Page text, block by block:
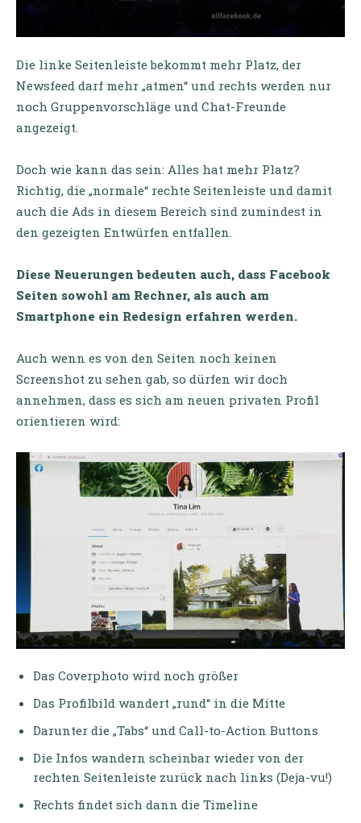
Die linke Seitenleiste bekommt mehr Platz, der
Newsfeed darf mehr „atmen“ und rechts werden nur
noch Gruppenvorschläge und Chat-Freunde
angezeigt.
Doch wie kann das sein: Alles hat mehr Platz?
Richtig, die „normale“ rechte Seitenleiste und damit
auch die Ads in diesem Bereich sind zumindest in
den gezeigten Entwürfen entfallen.
Diese Neuerungen bedeuten auch, dass Facebook
Seiten sowohl am Rechner, als auch am
Smartphone ein Redesign erfahren werden.
Auch wenn es von den Seiten noch keinen
Screenshot zu sehen gab, so dürfen wir doch
annehmen, dass es sich am neuen privaten Profil
orientieren wird:
Das Coverphoto wird noch größer
Das Profilbild wandert „rund“ in die Mitte
Darunter die „Tabs“ und Call-to-Action Buttons
Die Infos wandern scheinbar wieder von der
rechten Seitenleiste zurück nach links (Deja-vu!)
Rechts findet sich dann die Timeline